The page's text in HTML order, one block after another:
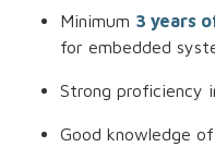
Minimum 3 years
for embedded
Strong proficiency
Good knowledge